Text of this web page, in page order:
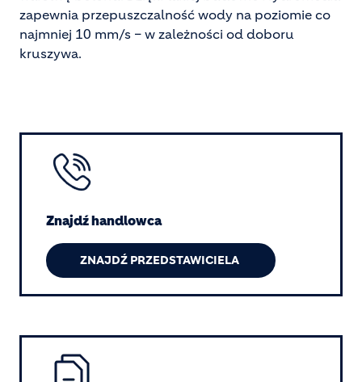
zapewnia przepuszczalność wody na poziomie co
najmniej 10 mm/s – w zależności od doboru
kruszywa.
Image
Znajdź handlowca
ZNAJDŹ PRZEDSTAWICIELA
Image